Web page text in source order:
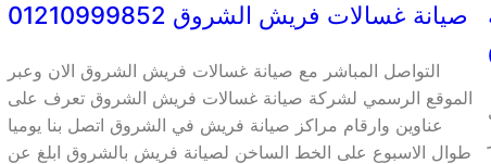
صيانة غسالات فريش الشروق 01210999852
التواصل المباشر مع صيانة غسالات فريش الشروق الان وعبر
الموقع الرسمي لشركة صيانة غسالات فريش الشروق تعرف على
عناوين وارقام مراكز صيانة فريش في الشروق اتصل بنا يوميا
طوال الاسبوع على الخط الساخن لصيانة فريش بالشروق ابلغ عن